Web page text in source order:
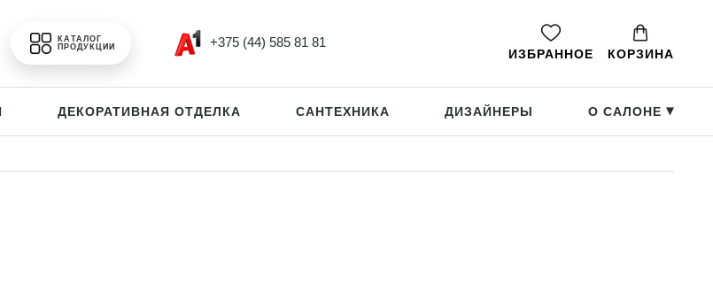
КАТАЛОГ
ПРОДУКЦИИ
+375 (44) 585 81 81
ИЗБРАННОЕ КОРЗИНА
ДЕКОРАТИВНАЯ ОТДЕЛКА САНТЕХНИКА ДИЗАЙНЕРЫ О САЛОНЕ ▸